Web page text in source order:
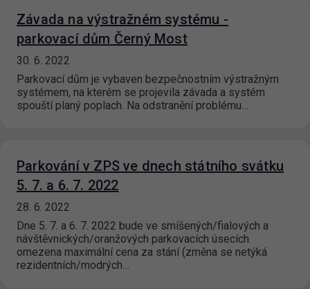
Závada na výstražném systému -
parkovací dům Černý Most
30. 6. 2022
Parkovací dům je vybaven bezpečnostním výstražným
systémem, na kterém se projevila závada a systém
spouští planý poplach. Na odstranění problému…
Parkování v ZPS ve dnech státního svátku
5. 7. a 6. 7. 2022
28. 6. 2022
Dne 5. 7. a 6. 7. 2022 bude ve smíšených/fialových a
návštěvnických/oranžových parkovacích úsecích
omezena maximální cena za stání (změna se netýká
rezidentních/modrých…